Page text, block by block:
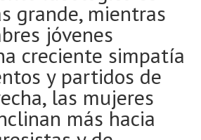
grande, mientras
jóvenes
creciente simpatía
y partidos de
las mujeres
más hacia